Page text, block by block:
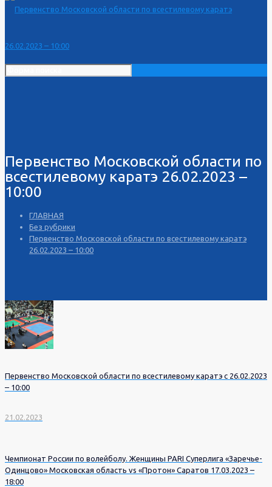
Первенство Московской области по
всестилевому каратэ 26.02.2023 –
10:00
ГЛАВНАЯ
Без рубрики
Первенство Московской области по всестилевому каратэ
26.02.2023 – 10:00
Первенство Московской области по всестилевому каратэ с 26.02.2023
– 10:00
21.02.2023
Чемпионат России по волейболу. Женщины PARI Суперлига «Заречье-
Одинцово» Московская область vs «Протон» Саратов 17.03.2023 –
18:00